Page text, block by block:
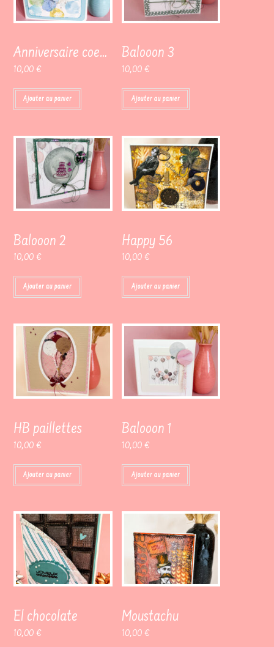
Anniversaire coeurs de taches
10,00€
Ajouter au panier
Balooon 3
10,00 €
Ajouter au panier
Balooon 2
10,00€
Ajouter au panier
Happy 56
10,00 €
Ajouter au panier
HB paillettes
10,00€
Ajouter au panier
Balooon 1
10,00 €
Ajouter au panier
El chocolate
10,00€
Moustachu
10,00 €